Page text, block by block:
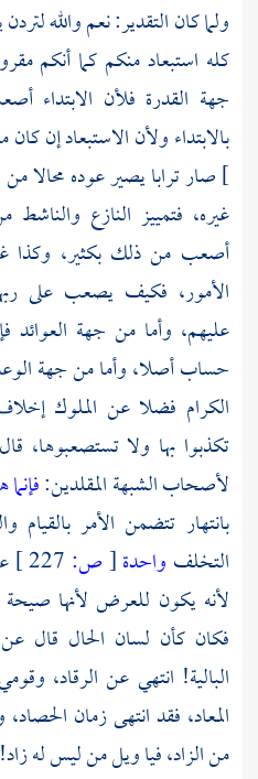
ولما كان التقدير: نعم والله
كله استبعاد منكم كما أنكم
جهة القدرة فلأن الابتداء
بالابتداء ولأن الاستبعاد إن
] صار ترابا يصير عوده محالا
غيره، فتمييز النازع
أصعب من ذلك بكثير، وكذا
الأمور، فكيف يصعب على
عليهم، وأما من جهة العوائد
حساب أصلا، وأما من جهة
الكرام فضلا عن الملوك
تكذبوا بها ولا تستصعبوها،
لأصحاب الشبهة المقلدين:
بانتهار تتضمن الأمر
التخلف واحدة[ص:
لأنه يكون للعرض لأنها صيحة
فكان كأن لسان الحال قال
البالية! انتهي عن الرقاد،
المعاد، فقد انتهى زمان
من الزاد، فيا ويل من ليس له زاد!